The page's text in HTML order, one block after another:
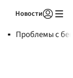
Новости
Проблемы с